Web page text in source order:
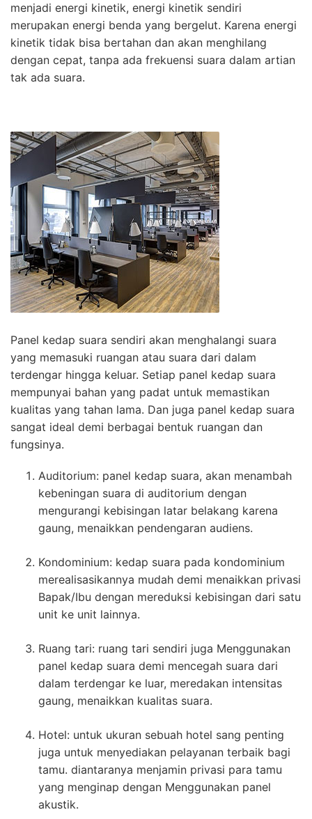
menjadi energi kinetik, energi kinetik sendiri
merupakan energi benda yang bergelut. Karena energi
kinetik tidak bisa bertahan dan akan menghilang
dengan cepat, tanpa ada frekuensi suara dalam artian
tak ada suara.
Panel kedap suara sendiri akan menghalangi suara
yang memasuki ruangan atau suara dari dalam
terdengar hingga keluar. Setiap panel kedap suara
mempunyai bahan yang padat untuk memastikan
kualitas yang tahan lama. Dan juga panel kedap suara
sangat ideal demi berbagai bentuk ruangan dan
fungsinya.
Auditorium: panel kedap suara, akan menambah
kebeningan suara di auditorium dengan
mengurangi kebisingan latar belakang karena
gaung, menaikkan pendengaran audiens.
Kondominium: kedap suara pada kondominium
merealisasikannya mudah demi menaikkan privasi
Bapak/Ibu dengan mereduksi kebisingan dari satu
unit ke unit lainnya.
Ruang tari: ruang tari sendiri juga Menggunakan
panel kedap suara demi mencegah suara dari
dalam terdengar ke luar, meredakan intensitas
gaung, menaikkan kualitas suara.
Hotel: untuk ukuran sebuah hotel sang penting
juga untuk menyediakan pelayanan terbaik bagi
tamu. diantaranya menjamin privasi para tamu
yang menginap dengan Menggunakan panel
akustik.